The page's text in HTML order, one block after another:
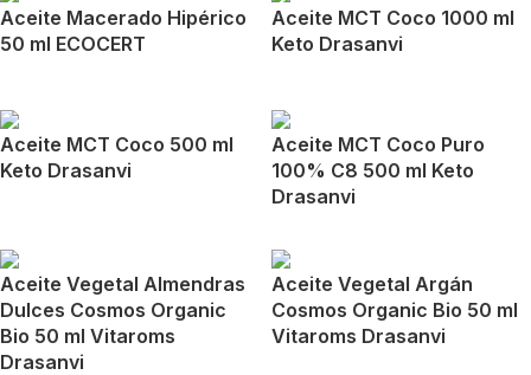
Aceite Macerado Hipérico
50 ml ECOCERT
Aceite MCT Coco 1000 ml
Keto Drasanvi
Aceite MCT Coco 500 ml
Keto Drasanvi
Aceite MCT Coco Puro
100% C8 500 ml Keto
Drasanvi
Aceite Vegetal Almendras
Dulces Cosmos Organic
Bio 50 ml Vitaroms
Drasanvi
Aceite Vegetal Argán
Cosmos Organic Bio 50 ml
Vitaroms Drasanvi